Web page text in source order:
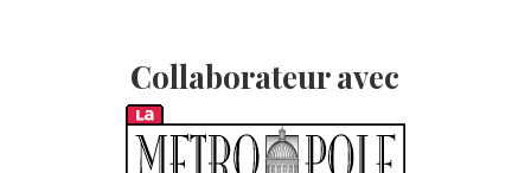
Collaborateur avec